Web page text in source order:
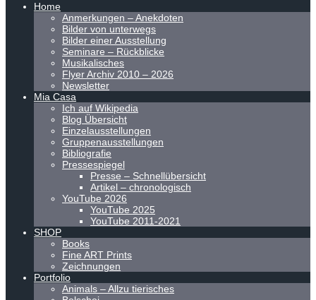
Home
Anmerkungen – Anekdoten
Bilder von unterwegs
Bilder einer Ausstellung
Seminare – Rückblicke
Musikalisches
Flyer Archiv 2010 – 2026
Newsletter
Mia Casa
Ich auf Wikipedia
Blog Übersicht
Einzelausstellungen
Gruppenausstellungen
Bibliografie
Pressespiegel
Presse – Schnellübersicht
Artikel – chronologisch
YouTube 2026
YouTube 2025
YouTube 2011-2021
SHOP
Books
Fine ART Prints
Zeichnungen
Portfolio
Animals – Allzu tierisches